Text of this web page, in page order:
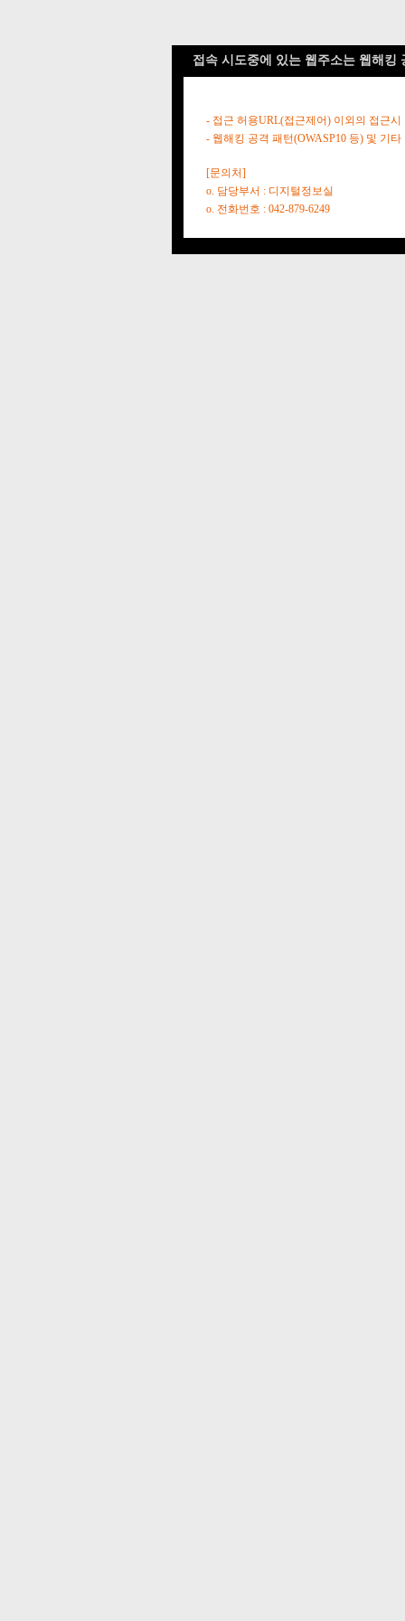
접속 시도중에 있는 웹주소는 웹해킹
- 접근 허용URL(접근제어) 이외의 접근시
- 웹해킹 공격 패턴(OWASP10 등) 및 기
[문의처]
o. 담당부서 : 디지털정보실
o. 전화번호 : 042-879-6249